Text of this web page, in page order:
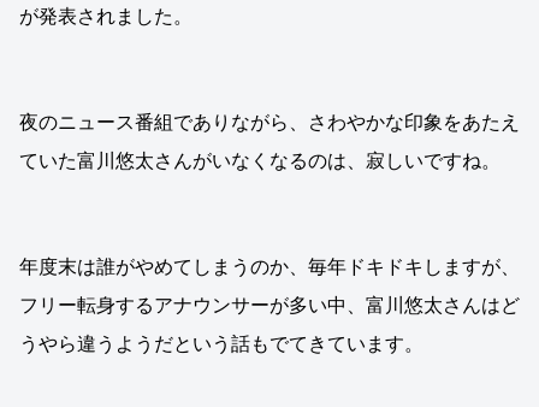
が発表されました。
夜のニュース番組でありながら、さわやかな印象をあたえ
ていた富川悠太さんがいなくなるのは、寂しいですね。
年度末は誰がやめてしまうのか、毎年ドキドキしますが、
フリー転身するアナウンサーが多い中、富川悠太さんはど
うやら違うようだという話もでてきています。